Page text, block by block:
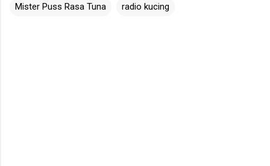
Mister Puss Rasa Tuna radio kucing